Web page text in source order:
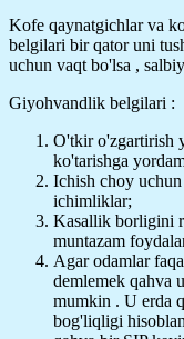
Kofe qaynatgichlar va
belgilari bir qator uni
uchun vaqt bo'lsa ,
Giyohvandlik belgilari :
O'tkir o'zgartirish
ko'tarishga
Ichish choy
ichimliklar;
Kasallik borligini
muntazam
Agar odamlar
demlemek qahva
mumkin . U erda
bog'liqligi